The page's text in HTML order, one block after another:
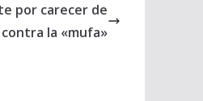
por carecer de
la «mufa»